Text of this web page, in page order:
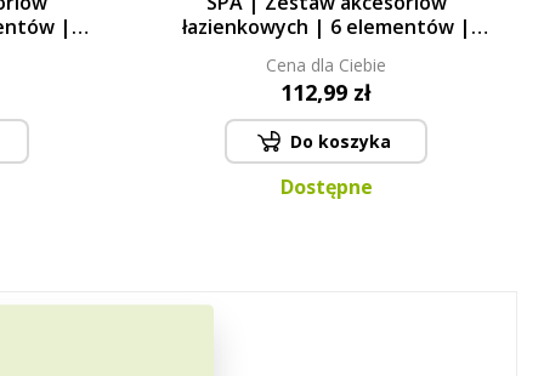
|
łazienkowych | 6 elementów |
Cena dla Ciebie
112,99 zł
Do koszyka
Dostępne